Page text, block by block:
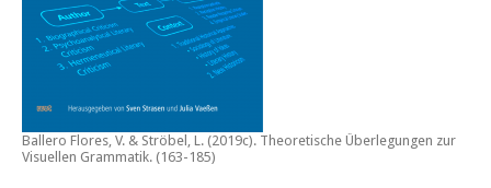
Ballero Flores, V. & Ströbel, L. (2019c). Theoretische Überlegungen zur
Visuellen Grammatik. (163-185)